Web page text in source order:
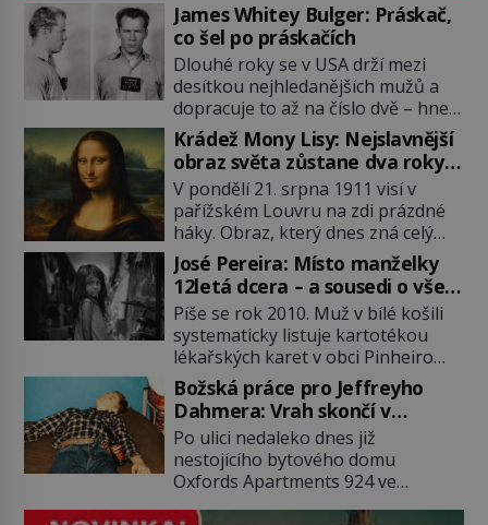
James Whitey Bulger: Práskač,
co šel po práskačích
Dlouhé roky se v USA drží mezi
desítkou nejhledanějších mužů a
dopracuje to až na číslo dvě – hned
po Usámovi bin Ládinovi (1957–
2011). To je James „Whitey“ Bulger
(1929–2018) viněný ze spoluúčasti
na 19 vraždách, vydírání a lichvy. A
samozřejmě, krom toho je ještě
drogový dealer, který neváhá
odstranit z cesty všechny práskače,
zatímco […]
Krádež Mony Lisy: Nejslavnější
obraz světa zůstane dva roky
nezvěstný
V pondělí 21. srpna 1911 visí v
pařížském Louvru na zdi prázdné
háky. Obraz, který dnes zná celý
svět, je pryč. Zpočátku si nikdo
nemyslí, že jde o krádež.
Zaměstnanci jsou přesvědčeni, že
Mona Lisa je jen v restaurátorské
dílně nebo u fotografa. Když se
ukáže pravda, propukne jeden z
největších honů na zloděje v […]
José Pereira: Místo manželky
12letá dcera – a sousedi o všem
vědí!
Píše se rok 2010. Muž v bílé košili
systematicky listuje kartotékou
lékařských karet v obci Pinheiro
ležící asi 20 kilometrů od farmy s
podivínským majitelem. Něco tu
nesedí. Ledaže… Ledaže by ta
mladá dívka z farmy byla ne
manželkou, ale dcerou – a všechny
ty děti byly zplozené v incestu. Na
sociálním odboru jednoho z […]
Božská práce pro Jeffreyho
Dahmera: Vrah skončí v
tratolišti krve ve vězeňských
umývárnách
Po ulici nedaleko dnes již
nestojícího bytového domu
Oxfords Apartments 924 ve